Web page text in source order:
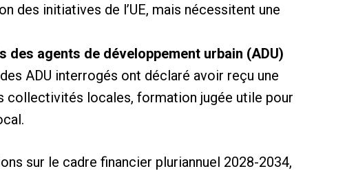
des initiatives de l’UE, mais nécessitent une
agents de développement urbain (ADU)
ADU interrogés ont déclaré avoir reçu une
collectivités locales, formation jugée utile pour
sur le cadre financier pluriannuel 2028-2034,